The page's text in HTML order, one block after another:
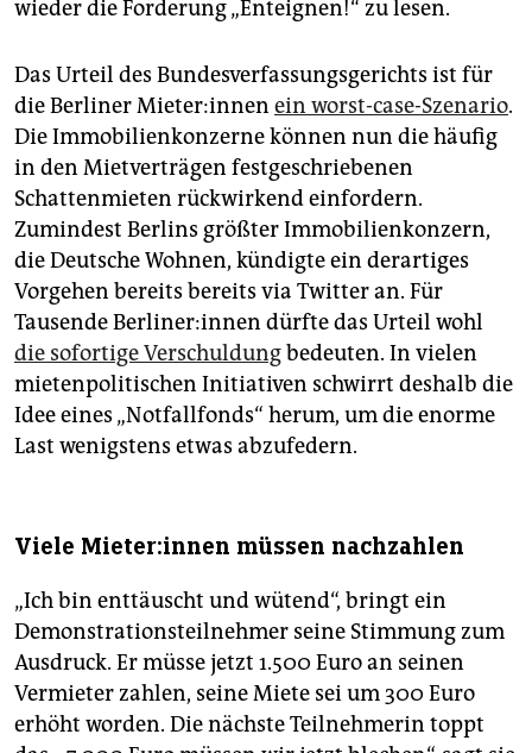
wieder die Forderung „Enteignen!“ zu lesen.
Das Urteil des Bundesverfassungsgerichts ist für
die Berliner Mie­te­r:in­nen ein worst-case-Szenario.
Die Immobilienkonzerne können nun die häufig
in den Mietverträgen festgeschriebenen
Schattenmieten rückwirkend einfordern.
Zumindest Berlins größter Immobilienkonzern,
die Deutsche Wohnen, kündigte ein derartiges
Vorgehen bereits bereits via Twitter an. Für
Tausende Ber­li­ne­r:in­nen dürfte das Urteil wohl
die sofortige Verschuldungbedeuten. In vielen
mietenpolitischen Initiativen schwirrt deshalb die
Idee eines „Notfallfonds“ herum, um die enorme
Last wenigstens etwas abzufedern.
Viele Mie­te­r:in­nen müssen nachzahlen
„Ich bin enttäuscht und wütend“, bringt ein
Demonstrationsteilnehmer seine Stimmung zum
Ausdruck. Er müsse jetzt 1.500 Euro an seinen
Vermieter zahlen, seine Miete sei um 300 Euro
erhöht worden. Die nächste Teilnehmerin toppt